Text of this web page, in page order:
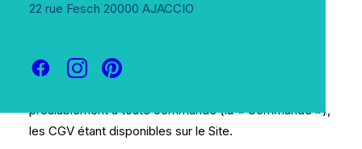
22 rue Fesch 20000 AJACCIO
détaillées ci-dessous s’appliquent à toutes les
préalablement à toute commande (la « Commande »),
les CGV étant disponibles sur le Site.